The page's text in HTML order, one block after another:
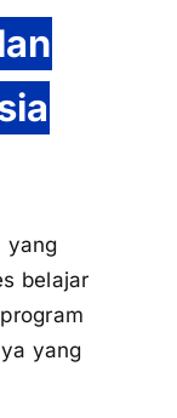
yang
belajar
yang